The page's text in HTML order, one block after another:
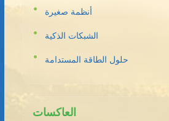
أنظمة صغيرة
الشبكات الذكية
حلول الطاقة المستدامة
العاكسات